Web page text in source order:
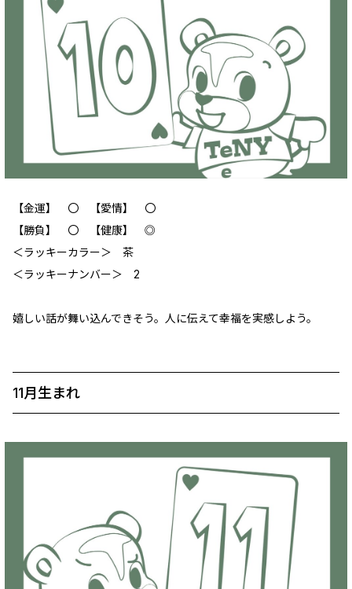
【金運】 〇 【愛情】 〇
【勝負】 〇 【健康】 ◎
＜ラッキーカラー＞ 茶
＜ラッキーナンバー＞ 2
嬉しい話が舞い込んできそう。人に伝えて幸福を実感しよう。
11月生まれ